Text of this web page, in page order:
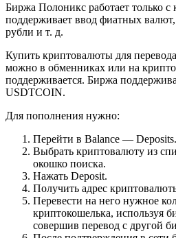
Биржа Полоникс работает только
поддерживает ввод фиатных валют,
рубли и т. д.
Купить криптовалюты для
можно в обменниках или на
поддерживается. Биржа
USDTCOIN.
Для пополнения нужно:
Перейти в Balance — Deposits.
Выбрать криптовалюту из
окошко поиска.
Нажать Deposit.
Получить адрес
Перевести на него нужное
криптокошелька, используя
совершив перевод с другой